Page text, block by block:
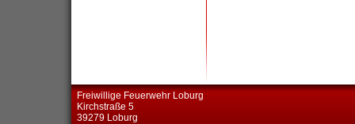
Freiwillige Feuerwehr Loburg
Kirchstraße 5
39279 Loburg